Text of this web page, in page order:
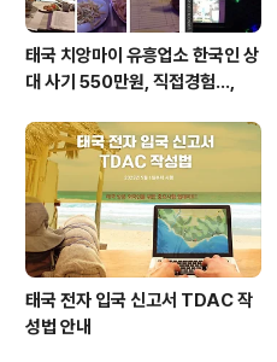
태국 치앙마이 유흥업소 한국인 상
대 사기 550만원, 직접경험...,
태국 전자 입국 신고서 TDAC 작
성법 안내